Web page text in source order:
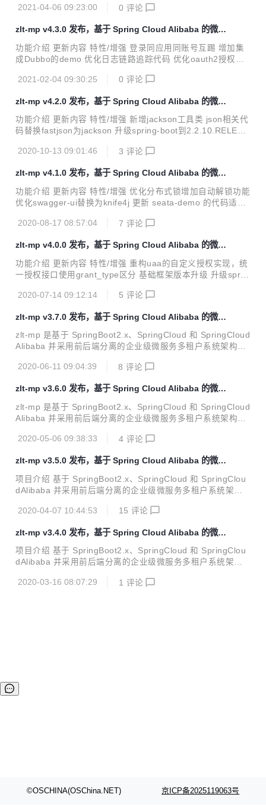
到2.0.0 内容说明 一、新增工程oss-starter 既支持各种 「S
等，同时也支持阿里的 FastDFS。 配置S3： zlt: file-serve
r: type: s3 s3: access-key: ${zlt.s3.acce...
2021-04-06 09:23:00 0 评论
zlt-mp v4.3.0 发布，基于 Spring Cloud Alibaba 的微服
务平台
功能介绍 更新内容 特性/增强 登录同应用同账号互踢 增加集
成Dubbo的demo 优化日志链路追踪代码 优化oauth2授权错
8.RELEASE 升级spring-cloud到Hoxton.SR9 升级spring-clo
1.RELEASE 升级redisson到3.14.1 升级transmittable到2.1
2.0 升级elasticsearch到7.10.2 升级spring-data-el...
2021-02-04 09:30:25 0 评论
zlt-mp v4.2.0 发布，基于 Spring Cloud Alibaba 的微服
务平台
功能介绍 更新内容 特性/增强 新增jackson工具类 json相关代
码替换fastjson为jackson 升级spring-boot到2.2.10.RELEAS
到2.2.3.RELEASE 升级mybatis-plus-boot-starter到3.4.0 升
到2.0.5 问题修复 [#I1X2U5] 修复redis的increment命令的反
序列化问题 内容说明 一、新增jackson工...
2020-10-13 09:01:46 3 评论
zlt-mp v4.1.0 发布，基于 Spring Cloud Alibaba 的微服
务平台
功能介绍 更新内容 特性/增强 优化分布式锁增加自动解锁功能
优化swagger-ui替换为knife4j 更新 seata-demo 的代码适配
防止CSRF攻击 升级spring-boot到2.2.8.RELEASE 升级sprin
ASE 问题修复 [#I1OEEN] 修复改为jwt token类型无效的问题
[#I1P1IL] 优化sc-gateway的异常处理返回状态码 内容说明
一、优化分布式锁增加自动解锁功...
2020-08-17 08:57:04 7 评论
zlt-mp v4.0.0 发布，基于 Spring Cloud Alibaba 的微服
务平台
功能介绍 更新内容 特性/增强 重构uaa的自定义授权实现，统
一授权接口使用grant_type区分 基础框架版本升级 升级sprin
级spring-cloud-alibaba到2.2.1.RELEASE 升级spring-boot-
版本，不支持6.x版本 升级elasticsearch-rest-high-level-clie
nt到7.8.0 升级elasticsearch-rest-client到7...
2020-07-14 09:12:14 5 评论
zlt-mp v3.7.0 发布，基于 Spring Cloud Alibaba 的微服
务平台
zlt-mp 是基于 SpringBoot2.x、SpringCloud 和 SpringCloud
Alibaba 并采用前后端分离的企业级微服务多租户系统架构。
化应用管理编辑页面和列表 优化授权码模式的登录错误响应
t到2.1.14.RELEASE 升级spring-cloud到Greenwich.SR6 升
级fastjson到1.2.70 升级druid-spring-boot-starter到1.1.22
升级fastdfs-clien...
2020-06-11 09:04:39 8 评论
zlt-mp v3.6.0 发布，基于 Spring Cloud Alibaba 的微服
务平台
zlt-mp 是基于 SpringBoot2.x、SpringCloud 和 SpringCloud
Alibaba 并采用前后端分离的企业级微服务多租户系统架构。
son并优化抽象接口 修改zlt-redis-spring-boot-starter的客户
onClient两种客户端API 修改DefaultWebMvcConfig类由Web
MvcConfigurationSupport改为WebMvcConfigurer，避免覆
盖其他的WebMv...
2020-05-06 09:38:33 4 评论
zlt-mp v3.5.0 发布，基于 Spring Cloud Alibaba 的微服
务平台
项目介绍 基于 SpringBoot2.x、SpringCloud 和 SpringClou
dAlibaba 并采用前后端分离的企业级微服务多租户系统架
g-boot-starter工程 支持xpack安全认证 支持最新的es7.x版
由TransportClient改为HighLevelClient 优化公共starter的be
an加载方式，避免依赖的工程因包路径不一致而导致加载不了
的情况 优化zlt-uaa的bean加载方式 优化zl...
2020-04-07 10:44:53 15 评论
zlt-mp v3.4.0 发布，基于 Spring Cloud Alibaba 的微服
务平台
项目介绍 基于 SpringBoot2.x、SpringCloud 和 SpringClou
dAlibaba 并采用前后端分离的企业级微服务多租户系统架
式 增加前后端分离的单点登录样例工程 web-sso 基于 securit
2020-03-16 08:07:29 1 评论
©OSCHINA(OSChina.NET) 京ICP备2025119063号